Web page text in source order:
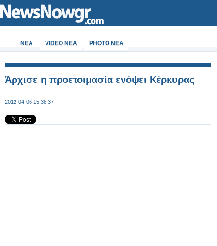
ΝΕΑ VIDEO NEA PHOTO NEA
Άρχισε η προετοιμασία ενόψει Κέρκυρας
2012-04-06 15:38:37